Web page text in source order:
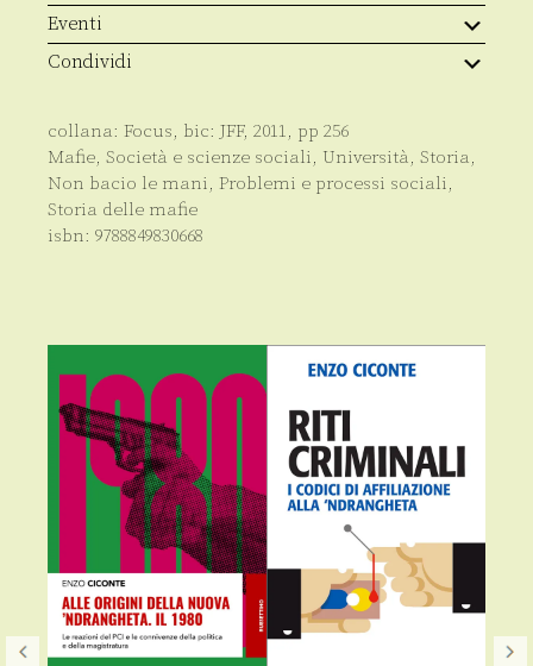
Eventi
Condividi
collana: Focus, bic: JFF, 2011, pp 256
Mafie, Società e scienze sociali, Università, Storia,
Non bacio le mani, Problemi e processi sociali,
Storia delle mafie
isbn: 9788849830668